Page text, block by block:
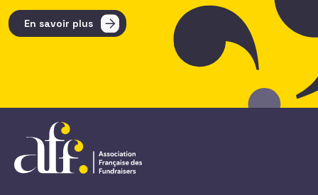
En savoir plus